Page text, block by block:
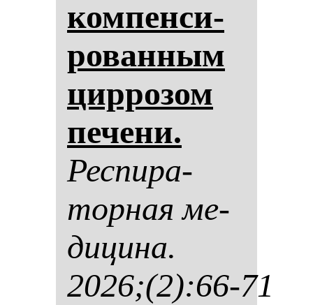
ком­пен­си­
ро­ван­ным
цир­ро­зом
пе­че­ни.
Рес­пи­ра­
тор­ная ме­
ди­ци­на.
2026;(2):66-71